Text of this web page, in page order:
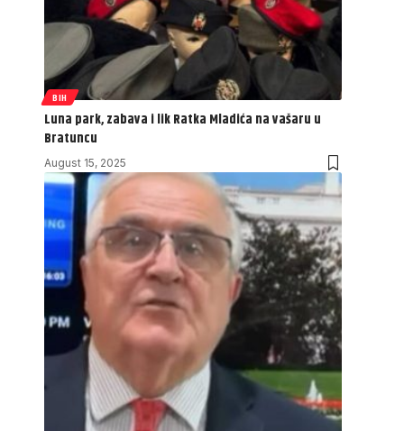
BIH
Luna park, zabava i lik Ratka Mladića na vašaru u
Bratuncu
August 15, 2025